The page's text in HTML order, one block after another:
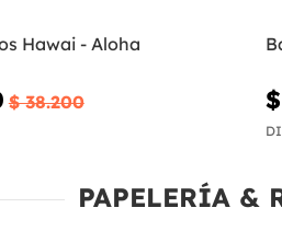
Hawai - Aloha
$ 38.200
PAPELERÍA &